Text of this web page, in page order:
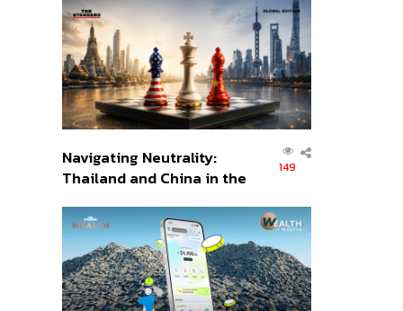
ส่วนยุทธศาสตร์ไทย –
อินโดนีเซีย
Navigating Neutrality:
Thailand and China in the
Order
149